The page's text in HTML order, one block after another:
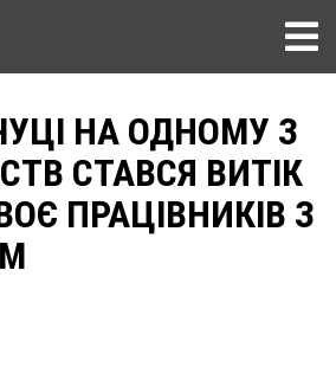
НА ОДНОМУ З
СТАВСЯ ВИТІК
ПРАЦІВНИКІВ З